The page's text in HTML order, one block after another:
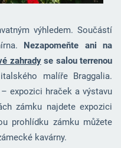
výhledem. Součástí
Nezapomeňte ani na
zahradyse salou terrenou
malíře Braggalia.
expozici hraček a výstavu
zámku najdete expozici
prohlídku zámku můžete
kavárny.